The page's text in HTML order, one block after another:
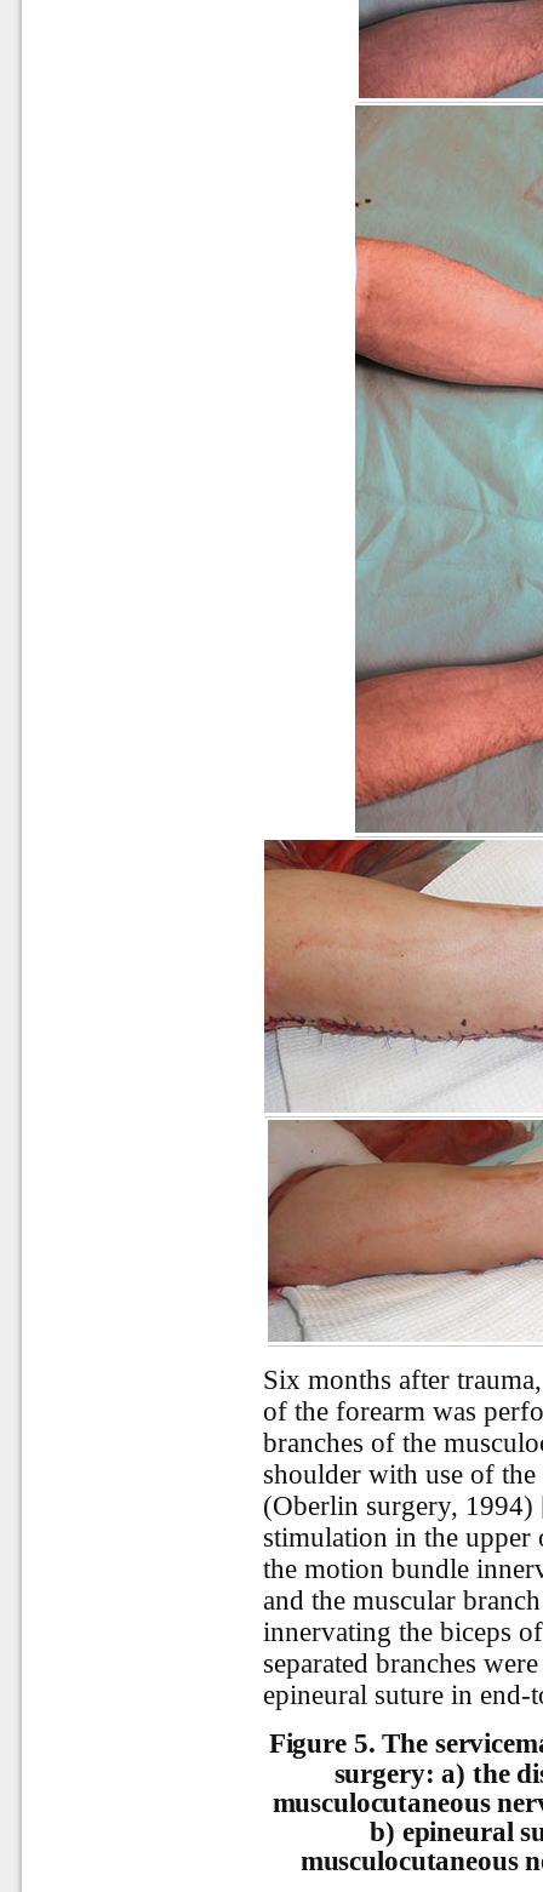
Six months after
of the forearm was
branches of the
shoulder with use of
(Oberlin surgery,
stimulation in the upper
the motion bundle
and the muscular
innervating the biceps
separated branches
epineural suture in
Figure 5.The
surgery: а) the
musculocutaneous
b) epineural
musculocutaneous